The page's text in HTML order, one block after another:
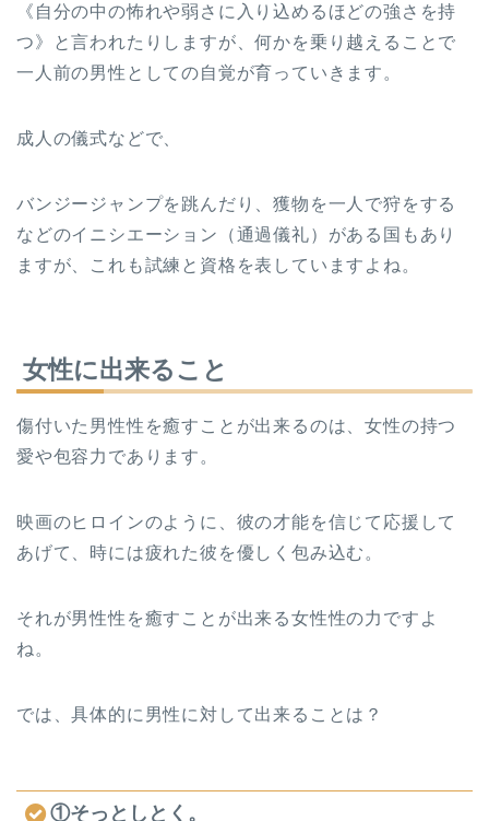
《自分の中の怖れや弱さに入り込めるほどの強さを持
つ》と言われたりしますが、何かを乗り越えることで
一人前の男性としての自覚が育っていきます。
成人の儀式などで、
バンジージャンプを跳んだり、獲物を一人で狩をする
などのイニシエーション（通過儀礼）がある国もあり
ますが、これも試練と資格を表していますよね。
女性に出来ること
傷付いた男性性を癒すことが出来るのは、女性の持つ
愛や包容力であります。
映画のヒロインのように、彼の才能を信じて応援して
あげて、時には疲れた彼を優しく包み込む。
それが男性性を癒すことが出来る女性性の力ですよ
ね。
では、具体的に男性に対して出来ることは？
①そっとしとく。